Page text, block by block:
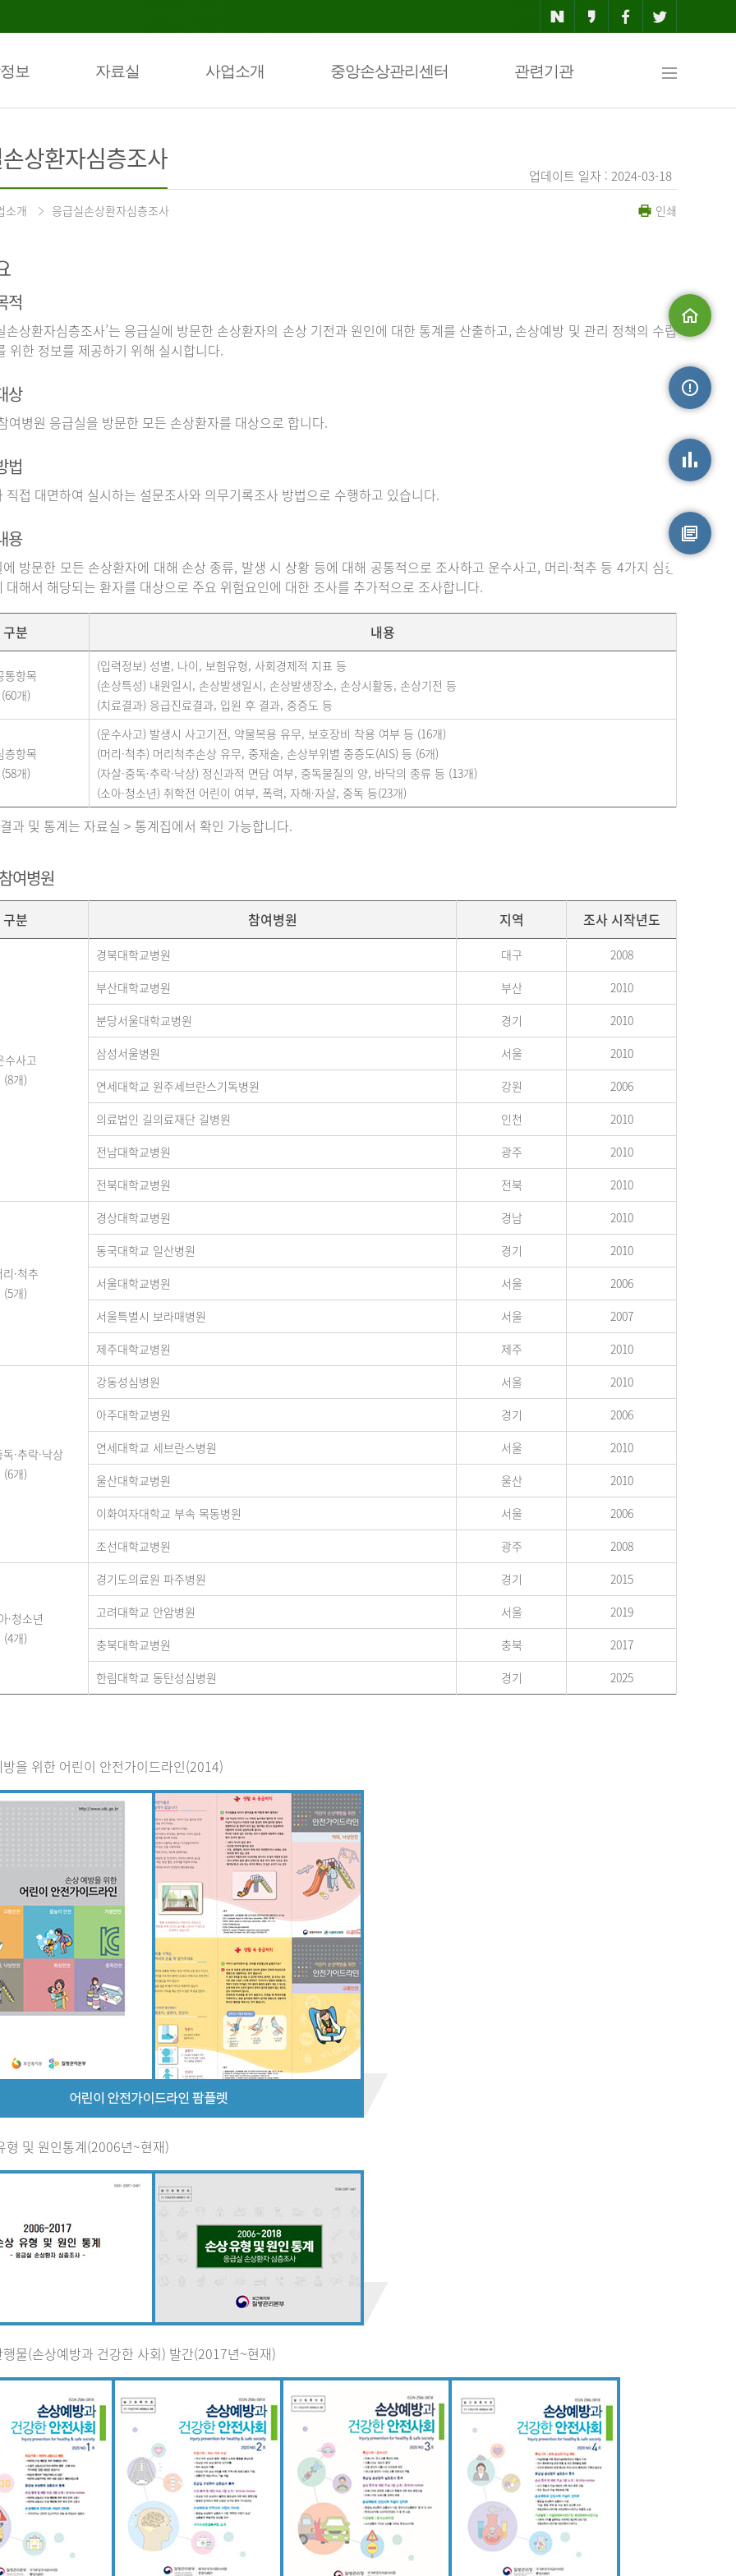
보 자료실 사업소개 중앙손상관리센터 관련기관
맵
업데이트 일자 : 2024-03-18
상환자심층조사
소개 응급실손상환자심층조사 인쇄
적
손상환자심층조사’는 응급실에 방문한 손상환자의 손상 기전과 원인에 대한 통계를 산출하고, 손상예방 및 관리 정책의 수립
위한 정보를 제공하기 위해 실시합니다.
상
여병원 응급실을 방문한 모든 손상환자를 대상으로 합니다.
법
직접 대면하여 실시하는 설문조사와 의무기록조사 방법으로 수행하고 있습니다.
용
방문한 모든 손상환자에 대해 손상 종류, 발생 시 상황 등에 대해 공통적으로 조사하고 운수사고, 머리·척추 등 4가지 심층
대해서 해당되는 환자를 대상으로 주요 위험요인에 대한 조사를 추가적으로 조사합니다.
구분 내용
통항목
(60개)
(입력정보) 성별, 나이, 보험유형, 사회경제적 지표 등
(손상특성) 내원일시, 손상발생일시, 손상발생장소, 손상시활동, 손상기전 등
(치료결과) 응급진료결과, 입원 후 결과, 중증도 등
층항목
(58개)
(운수사고) 발생시 사고기전, 약물복용 유무, 보호장비 착용 여부 등 (16개)
(머리·척추) 머리척추손상 유무, 중재술, 손상부위별 중증도(AIS) 등 (6개)
(자살·중독·추락·낙상) 정신과적 면담 여부, 중독물질의 양, 바닥의 종류 등 (13개)
(소아·청소년) 취학전 어린이 여부, 폭력, 자해·자살, 중독 등(23개)
과 및 통계는 자료실 > 통계집에서 확인 가능합니다.
여병원
구분 참여병원 지역 조사 시작년도
수사고
(8개)
경북대학교병원 대구
2008
부산대학교병원
부산
2010
분당서울대학교병원
경기
2010
삼성서울병원
서울
2010
연세대학교 원주세브란스기독병원
강원
2006
의료법인 길의료재단 길병원
인천
2010
전남대학교병원
광주
2010
전북대학교병원
전북 2010
·척추
(5개)
경상대학교병원 경남
2010
동국대학교 일산병원
경기
2010
서울대학교병원
서울
2006
서울특별시 보라매병원
서울
2007
제주대학교병원
제주 2010
·추락·낙상
(6개)
강동성심병원 서울
2010
아주대학교병원
경기
2006
연세대학교 세브란스병원
서울
2010
울산대학교병원
울산
2010
이화여자대학교 부속 목동병원
서울
2006
조선대학교병원
광주 2008
·청소년
(4개)
경기도의료원 파주병원 경기
2015
고려대학교 안암병원
서울
2019
충북대학교병원
충북
2017
한림대학교 동탄성심병원
경기 2025
을 위한 어린이 안전가이드라인(2014)
형 및 원인통계(2006년~현재)
물(손상예방과 건강한 사회) 발간(2017년~현재)